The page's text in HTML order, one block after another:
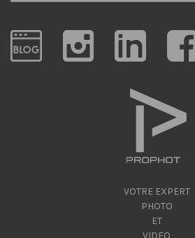
VOTRE EXPERT
PHOTO
ET
VIDEO